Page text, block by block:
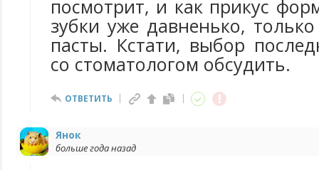
посмотрит, и как прикус
зубки уже давненько,
пасты. Кстати, выбор
со стоматологом обсудить.
ОТВЕТИТЬ
Янок
больше года назад